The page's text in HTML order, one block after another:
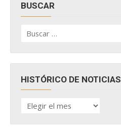
BUSCAR
por:
HISTÓRICO DE NOTICIAS
HISTÓRICO
DE